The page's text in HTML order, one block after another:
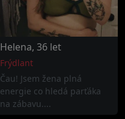
Helena, 36 let
Frýdlant
Čau! Jsem žena plná
energie co hledá parťáka
na zábavu....